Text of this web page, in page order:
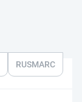
RUSMARC